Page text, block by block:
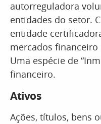
autorreguladora
entidades do setor.
entidade
mercados
Uma espécie de
financeiro.
Ativos
Ações, títulos, bens